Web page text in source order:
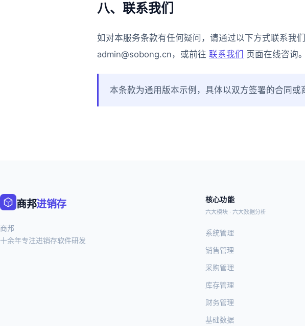
八、联系我们
如对本服务条款有任何疑问，请通过以下方式联系
admin@sobong.cn，或前往 联系我们 页面在线咨询。
本条款为通用版本示例，具体以双方签署的合同或
商邦进销存
商邦
十余年专注进销存软件研发
核心功能
六大模块 · 六大数据分析
系统管理
销售管理
采购管理
库存管理
财务管理
基础数据